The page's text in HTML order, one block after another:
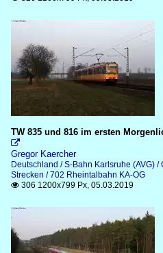
TW 835 und 816 im ersten

Gregor Kaercher
Deutschland / S-Bahn Karlsruhe (AVG) /
Strecken / 702 Rheintalbahn KA-OG
 306 1200x799 Px, 05.03.2019